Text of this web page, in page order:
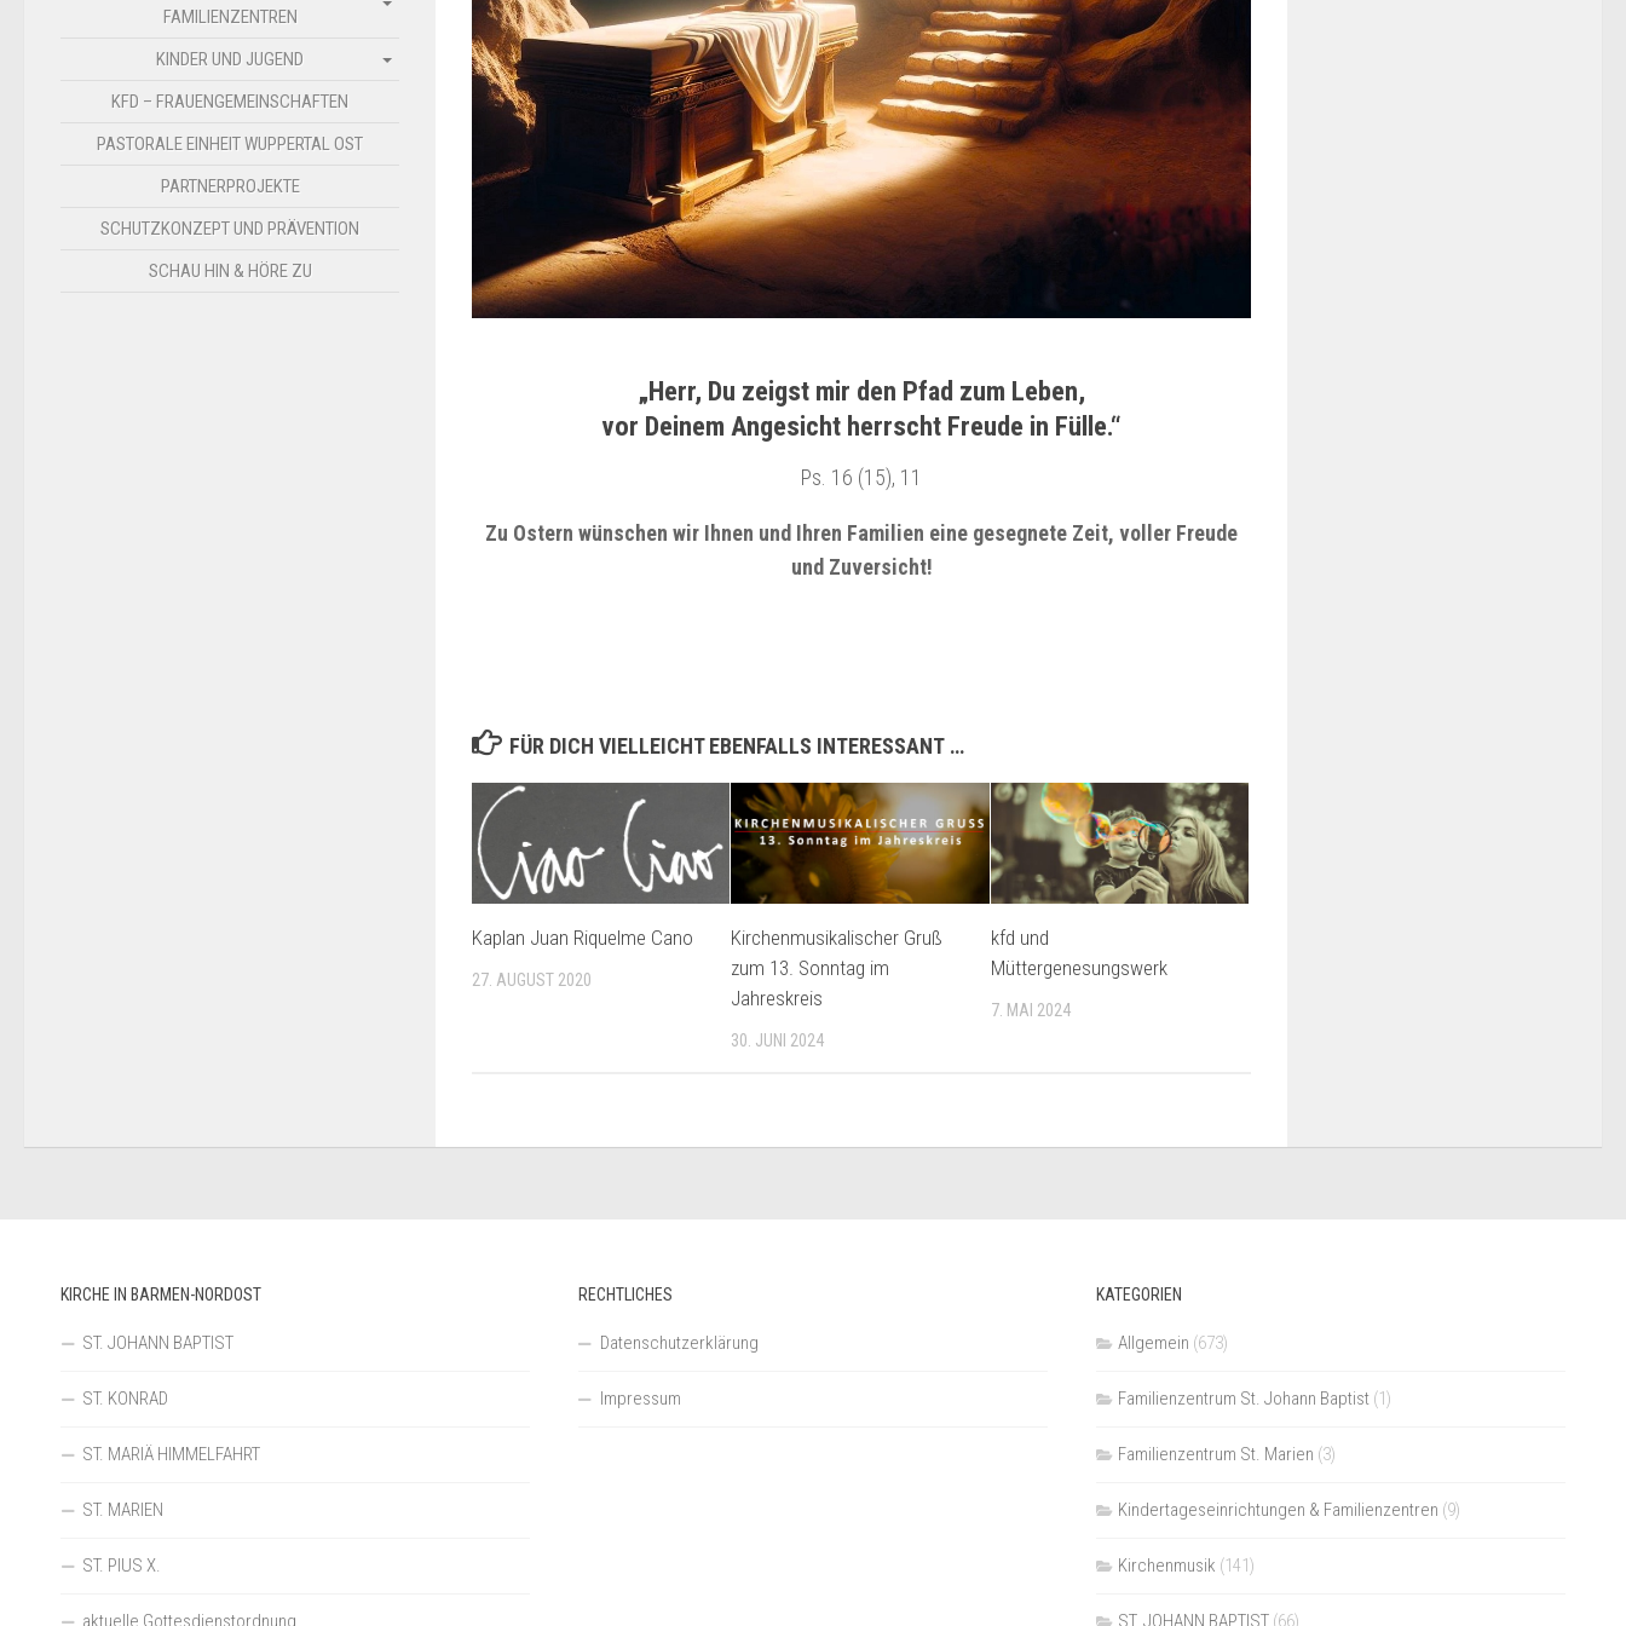
„Herr, Du zeigst mir den Pfad zum Leben,
vor Deinem Angesicht herrscht Freude in Fülle.“
Ps. 16 (15), 11
Zu Ostern wünschen wir Ihnen und Ihren Familien eine gesegnete Zeit, voller Freude
und Zuversicht!
FÜR DICH VIELLEICHT EBENFALLS INTERESSANT …
Kaplan Juan Riquelme Cano
27. AUGUST 2020
Kirchenmusikalischer Gruß
zum 13. Sonntag im
Jahreskreis
30. JUNI 2024
kfd und
Müttergenesungswerk
7. MAI 2024
FAMILIENZENTREN
KINDER UND JUGEND
KFD – FRAUENGEMEINSCHAFTEN
PASTORALE EINHEIT WUPPERTAL OST
PARTNERPROJEKTE
SCHUTZKONZEPT UND PRÄVENTION
SCHAU HIN & HÖRE ZU
KIRCHE IN BARMEN-NORDOST
ST. JOHANN BAPTIST
ST. KONRAD
ST. MARIÄ HIMMELFAHRT
ST. MARIEN
ST. PIUS X.
aktuelle Gottesdienstordnung
RECHTLICHES
Datenschutzerklärung
Impressum
KATEGORIEN
Allgemein (673)
Familienzentrum St. Johann Baptist(1)
Familienzentrum St. Marien (3)
Kindertageseinrichtungen & Familienzentren (9)
Kirchenmusik (141)
ST. JOHANN BAPTIST(66)